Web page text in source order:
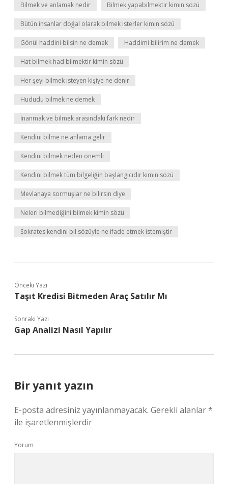
Bilmek ve anlamak nedir Bilmek yapabilmektir kimin sözü
Bütün insanlar doğal olarak bilmek isterler kimin sözü
Gönül haddini bilsin ne demek Haddimi bilirim ne demek
Hat bilmek had bilmektir kimin sözü
Her şeyi bilmek isteyen kişiye ne denir
Hududu bilmek ne demek
İnanmak ve bilmek arasındaki fark nedir
Kendini bilme ne anlama gelir
Kendini bilmek neden önemli
Kendini bilmek tüm bilgeliğin başlangıcıdır kimin sözü
Mevlanaya sormuşlar ne bilirsin diye
Neleri bilmediğini bilmek kimin sözü
Sokrates kendini bil sözüyle ne ifade etmek istemiştir
Önceki Yazı
Taşıt Kredisi Bitmeden Araç Satılır Mı
Sonraki Yazı
Gap Analizi Nasıl Yapılır
Bir yanıt yazın
E-posta adresiniz yayınlanmayacak. Gerekli alanlar*
ile işaretlenmişlerdir
Yorum